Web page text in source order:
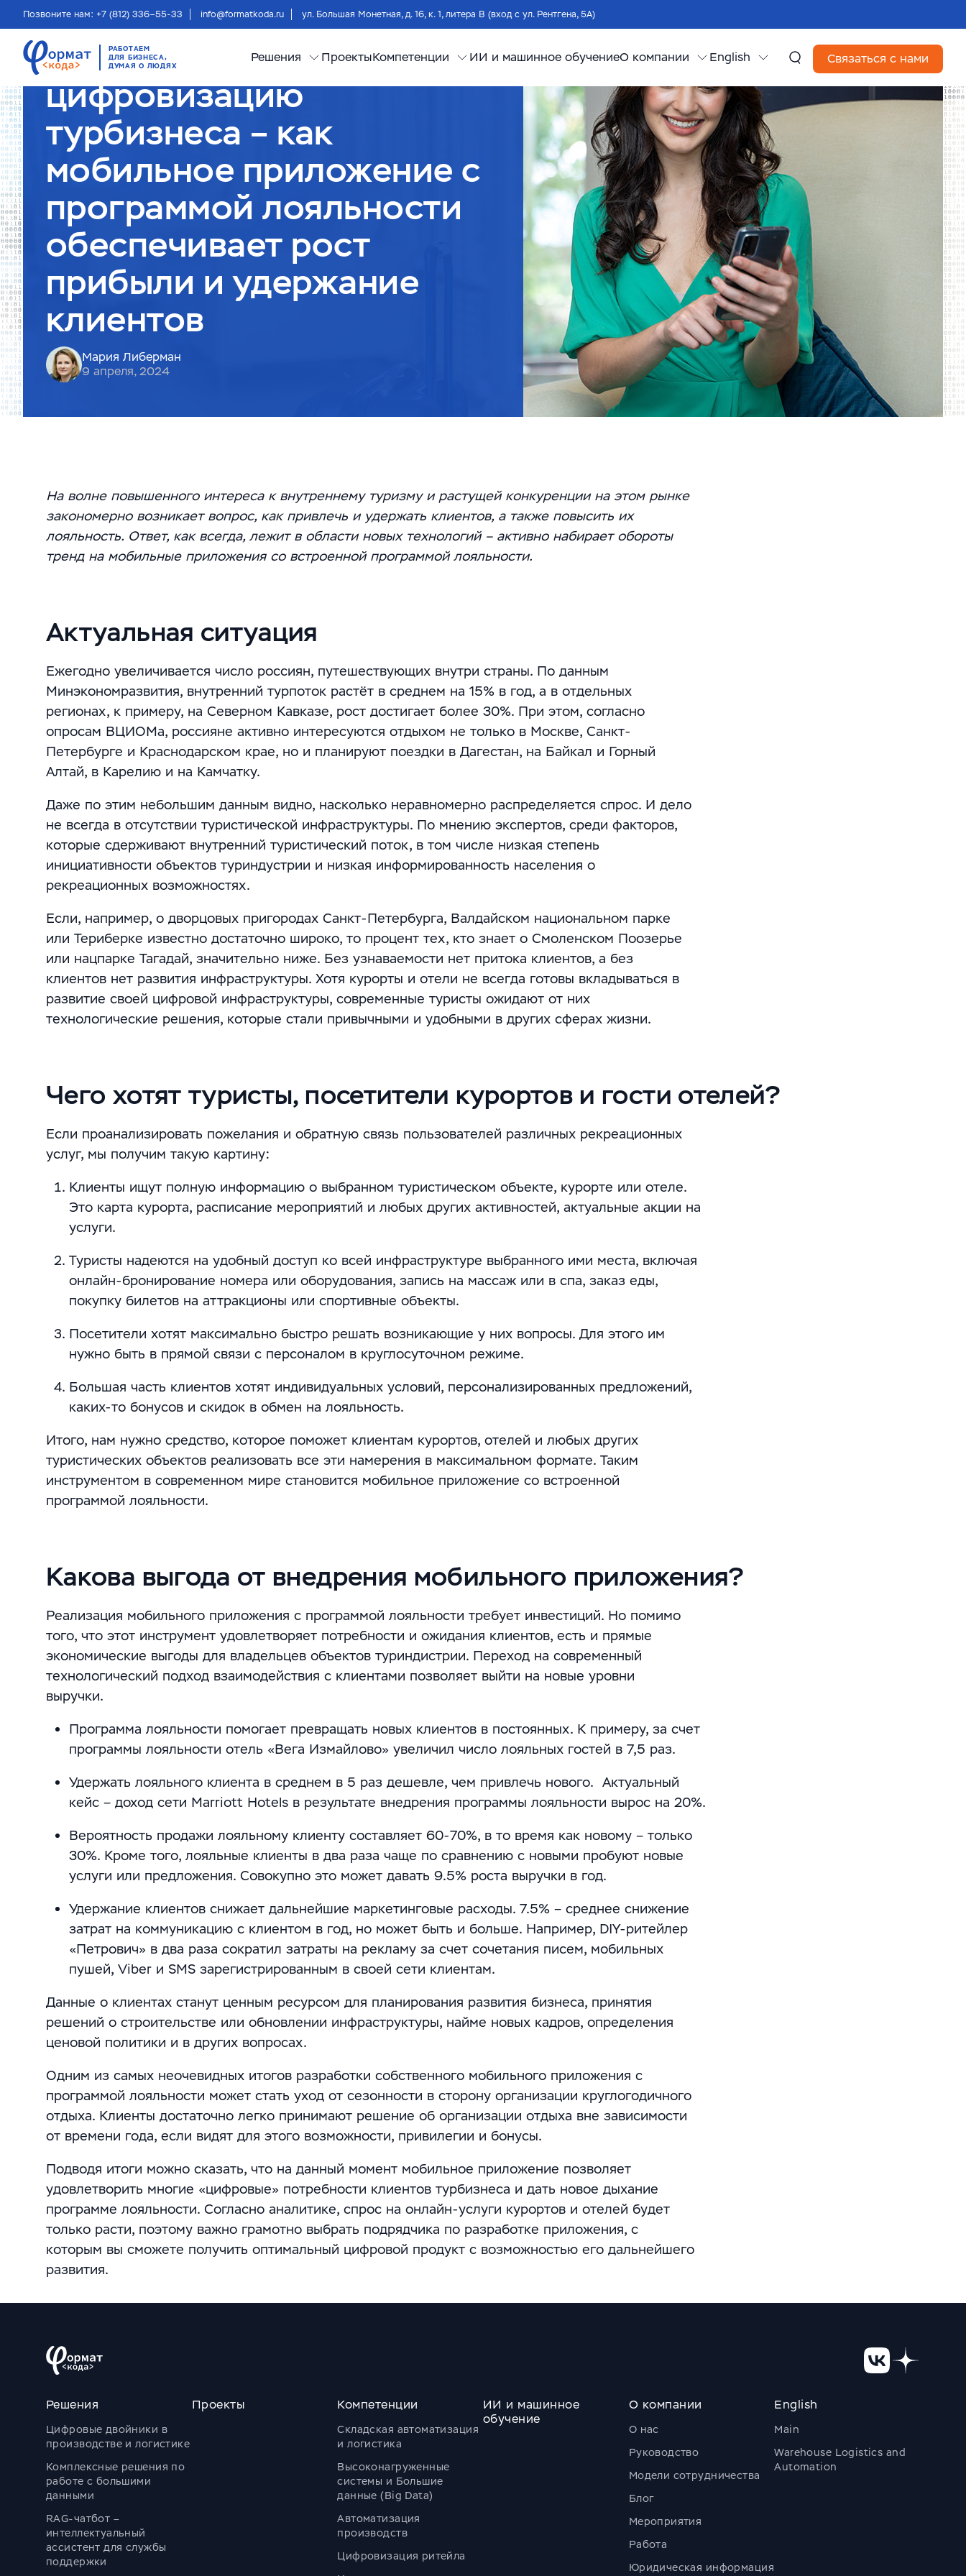
Позвоните нам: +7 (812) 336–55-33 info@formatkoda.ru ул. Большая Монетная, д. 16, к. 1, литера В (вход с ул. Рентгена, 5А)
РАБОТАЕМ
ДЛЯ БИЗНЕСА,
ДУМАЯ О ЛЮДЯХ
Решения ПроектыКомпетенции ИИ и машинное обучениеО компании English Связаться с нами
Главная О компании Блог
Ловим тренд на
цифровизацию
турбизнеса – как
мобильное приложение с
программой лояльности
обеспечивает рост
прибыли и удержание
клиентов
Мария Либерман
9 апреля, 2024
На волне повышенного интереса к внутреннему туризму и растущей конкуренции на этом рынке
закономерно возникает вопрос, как привлечь и удержать клиентов, а также повысить их
лояльность. Ответ, как всегда, лежит в области новых технологий – активно набирает обороты
тренд на мобильные приложения со встроенной программой лояльности.
Актуальная ситуация
Ежегодно увеличивается число россиян, путешествующих внутри страны. По данным
Минэкономразвития, внутренний турпоток растёт в среднем на 15% в год, а в отдельных
регионах, к примеру, на Северном Кавказе, рост достигает более 30%. При этом, согласно
опросам ВЦИОМа, россияне активно интересуются отдыхом не только в Москве, Санкт-
Петербурге и Краснодарском крае, но и планируют поездки в Дагестан, на Байкал и Горный
Алтай, в Карелию и на Камчатку.
Даже по этим небольшим данным видно, насколько неравномерно распределяется спрос. И дело
не всегда в отсутствии туристической инфраструктуры. По мнению экспертов, среди факторов,
которые сдерживают внутренний туристический поток, в том числе низкая степень
инициативности объектов туриндустрии и низкая информированность населения о
рекреационных возможностях.
Если, например, о дворцовых пригородах Санкт-Петербурга, Валдайском национальном парке
или Териберке известно достаточно широко, то процент тех, кто знает о Смоленском Поозерье
или нацпарке Тагадай, значительно ниже. Без узнаваемости нет притока клиентов, а без
клиентов нет развития инфраструктуры. Хотя курорты и отели не всегда готовы вкладываться в
развитие своей цифровой инфраструктуры, современные туристы ожидают от них
технологические решения, которые стали привычными и удобными в других сферах жизни.
Чего хотят туристы, посетители курортов и гости отелей?
Если проанализировать пожелания и обратную связь пользователей различных рекреационных
услуг, мы получим такую картину:
Клиенты ищут полную информацию о выбранном туристическом объекте, курорте или отеле.
Это карта курорта, расписание мероприятий и любых других активностей, актуальные акции на
услуги.
Туристы надеются на удобный доступ ко всей инфраструктуре выбранного ими места, включая
онлайн-бронирование номера или оборудования, запись на массаж или в спа, заказ еды,
покупку билетов на аттракционы или спортивные объекты.
Посетители хотят максимально быстро решать возникающие у них вопросы. Для этого им
нужно быть в прямой связи с персоналом в круглосуточном режиме.
Большая часть клиентов хотят индивидуальных условий, персонализированных предложений,
каких-то бонусов и скидок в обмен на лояльность.
Итого, нам нужно средство, которое поможет клиентам курортов, отелей и любых других
туристических объектов реализовать все эти намерения в максимальном формате. Таким
инструментом в современном мире становится мобильное приложение со встроенной
программой лояльности.
Какова выгода от внедрения мобильного приложения?
Реализация мобильного приложения с программой лояльности требует инвестиций. Но помимо
того, что этот инструмент удовлетворяет потребности и ожидания клиентов, есть и прямые
экономические выгоды для владельцев объектов туриндистрии. Переход на современный
технологический подход взаимодействия с клиентами позволяет выйти на новые уровни
выручки.
Программа лояльности помогает превращать новых клиентов в постоянных. К примеру, за счет
программы лояльности отель «Вега Измайлово» увеличил число лояльных гостей в 7,5 раз.
Удержать лояльного клиента в среднем в 5 раз дешевле, чем привлечь нового. Актуальный
кейс – доход сети Marriott Hotels в результате внедрения программы лояльности вырос на 20%.
Вероятность продажи лояльному клиенту составляет 60-70%, в то время как новому – только
30%. Кроме того, лояльные клиенты в два раза чаще по сравнению с новыми пробуют новые
услуги или предложения. Совокупно это может давать 9.5% роста выручки в год.
Удержание клиентов снижает дальнейшие маркетинговые расходы. 7.5% – среднее снижение
затрат на коммуникацию с клиентом в год, но может быть и больше. Например, DIY-ритейлер
«Петрович» в два раза сократил затраты на рекламу за счет сочетания писем, мобильных
пушей, Viber и SMS зарегистрированным в своей сети клиентам.
Данные о клиентах станут ценным ресурсом для планирования развития бизнеса, принятия
решений о строительстве или обновлении инфраструктуры, найме новых кадров, определения
ценовой политики и в других вопросах.
Одним из самых неочевидных итогов разработки собственного мобильного приложения с
программой лояльности может стать уход от сезонности в сторону организации круглогодичного
отдыха. Клиенты достаточно легко принимают решение об организации отдыха вне зависимости
от времени года, если видят для этого возможности, привилегии и бонусы.
Подводя итоги можно сказать, что на данный момент мобильное приложение позволяет
удовлетворить многие «цифровые» потребности клиентов турбизнеса и дать новое дыхание
программе лояльности. Согласно аналитике, спрос на онлайн-услуги курортов и отелей будет
только расти, поэтому важно грамотно выбрать подрядчика по разработке приложения, с
которым вы сможете получить оптимальный цифровой продукт с возможностью его дальнейшего
развития.
Решения
Цифровые двойники в
производстве и логистике
Комплексные решения по
работе с большими
данными
RAG-чатбот –
интеллектуальный
ассистент для службы
поддержки
Проекты Компетенции
Складская автоматизация
и логистика
Высоконагруженные
системы и Большие
данные (Big Data)
Автоматизация
производств
Цифровизация ритейла
ИИ и машинное
обучение
О компании
О нас
Руководство
Модели сотрудничества
Блог
Мероприятия
Работа
Юридическая информация
English
Main
Warehouse Logistics and
Automation